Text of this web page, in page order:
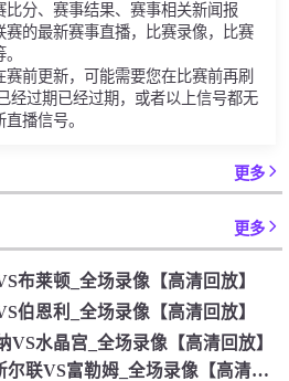
分、赛事结果、赛事相关新闻报
的最新赛事直播，比赛录像，比赛
赛前更新，可能需要您在比赛前再刷
经过期已经过期，或者以上信号都无
播信号。
更多
更多
布莱顿_全场录像【高清回放】
伯恩利_全场录像【高清回放】
VS水晶宫_全场录像【高清回放】
2026年05月24日 纽卡斯尔联VS富勒姆_全场录像【高清回放】